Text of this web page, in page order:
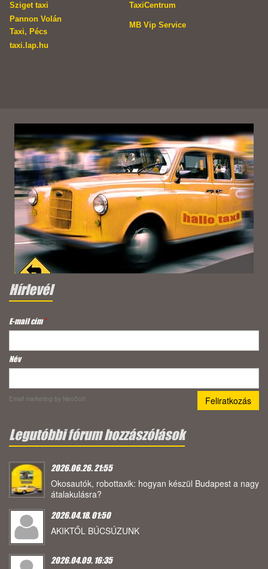
Sziget taxi
TaxiCentrum
Pannon Volán
Taxi, Pécs
MB Vip Service
taxi.lap.hu
Hírlevél
E-mail cím*
Név
Email marketing by NeoSoft
Legutóbbi fórum hozzászólások
2026.06.26. 21:55
Okosautók, robottaxik: hogyan készül Budapest a nagy
átalakulásra?
2026.04.18. 01:50
AKIKTŐL BÚCSÚZUNK
2026.04.09. 16:35